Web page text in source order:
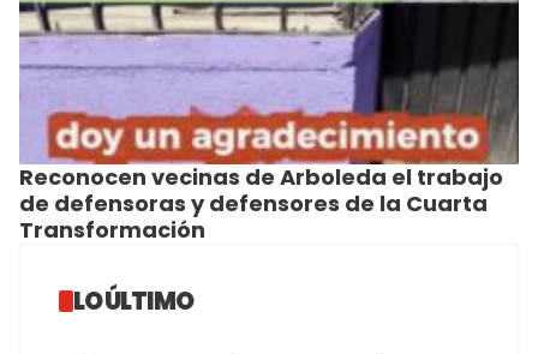
Reconocen vecinas de Arboleda el trabajo
de defensoras y defensores de la Cuarta
Transformación
LO ÚLTIMO